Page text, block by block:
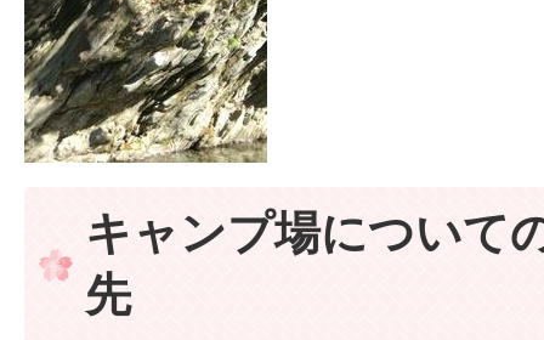
キャンプ場について
先